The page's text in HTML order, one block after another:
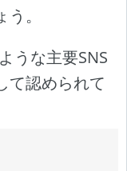
。
うな主要SNS
て認められて